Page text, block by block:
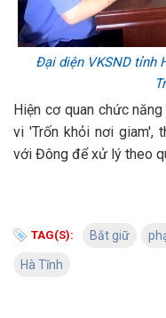
Đại diện VKSND tỉnh
Hiện cơ quan chức
vi 'Trốn khỏi nơi giam',
với Đông để xử lý theo
TAG(S): Bắt giữ
Hà Tĩnh